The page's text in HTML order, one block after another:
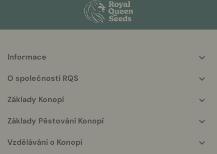
info
Informace
O společnosti RQS
Základy Konopí
Základy Pěstování Konopí
Vzdělávání o Konopí